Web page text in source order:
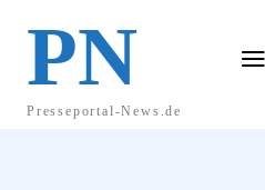
PN
Presseportal-News.de